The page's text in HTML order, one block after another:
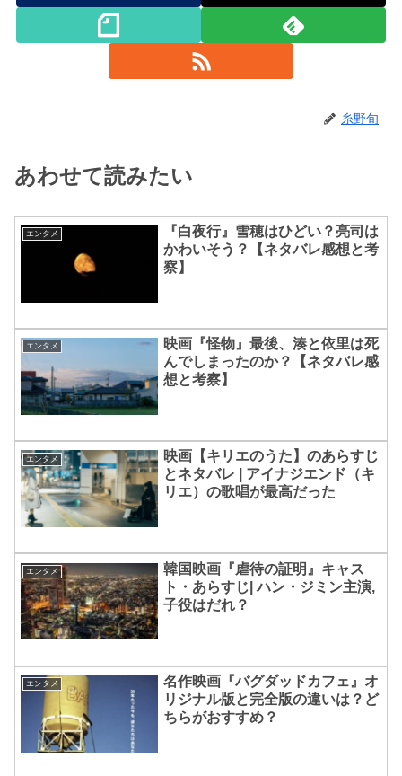
糸野旬
あわせて読みたい
エンタメ
『白夜行』雪穂はひどい？亮司は
かわいそう？【ネタバレ感想と考
察】
エンタメ
映画『怪物』最後、湊と依里は死
んでしまったのか？【ネタバレ感
想と考察】
エンタメ
映画【キリエのうた】のあらすじ
とネタバレ | アイナジエンド（キ
リエ）の歌唱が最高だった
エンタメ
韓国映画『虐待の証明』キャス
ト・あらすじ| ハン・ジミン主演,
子役はだれ？
エンタメ
名作映画『バグダッドカフェ』オ
リジナル版と完全版の違いは？ど
ちらがおすすめ？